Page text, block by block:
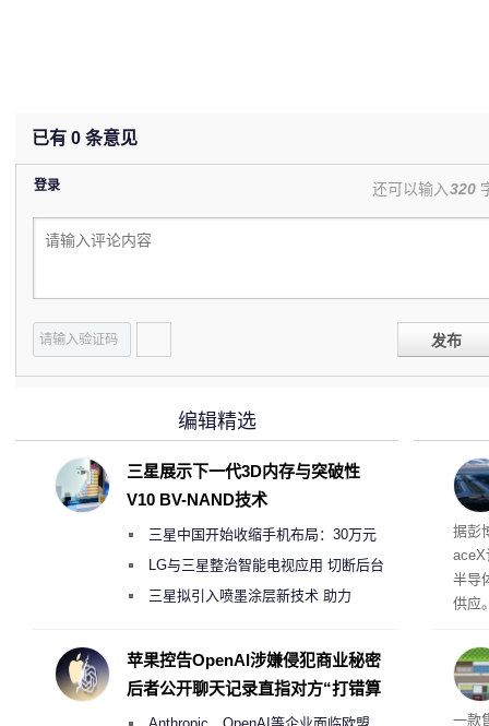
已有 0 条意见
登录 还可以输入320
发布
电
据彭
aceX
半导
供应
开
取“
的
全
一款
编辑精选
三星展示下一代3D内存与突破性
V10 BV-NAND技术
三星中国开始收缩手机布局：30万元
月销售额不达标门店 将被逐步清退
LG与三星整治智能电视应用 切断后台
偷偷共享带宽的违规行为
三星拟引入喷墨涂层新技术 助力
度
苹果控告OpenAI涉嫌侵犯商业秘密
后者公开聊天记录直指对方“打错算